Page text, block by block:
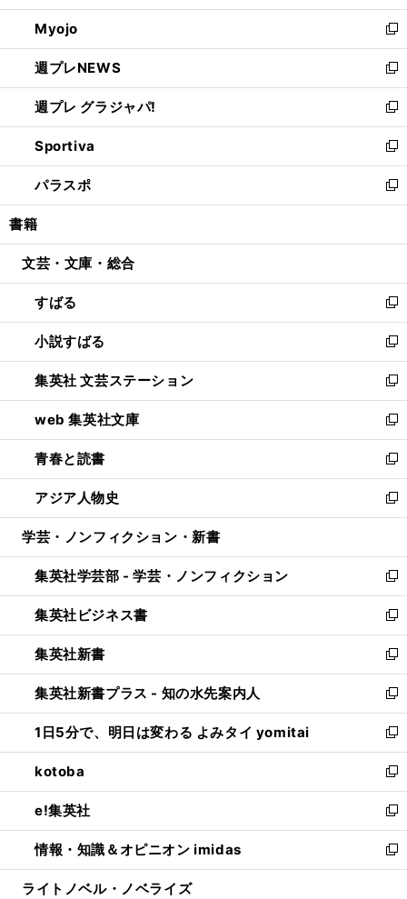
開
く
ウ
で
開
く
ン
ド
ウ
で
開
く
ウ
ィ
ン
ド
ウ
で
開
く
Myojo
新
し
い
ウ
ィ
ン
ド
ウ
で
開
週プレNEWS
新
し
い
ウ
ィ
ン
ド
ウ
開
週プレ グラジャパ!
新
し
い
ウ
ィ
ン
ウ
開
く
Sportiva
新
し
い
ウ
ン
ウ
で
開
く
パラスポ
新
し
ウ
ン
ド
ウ
で
開
く
書籍
文芸・文庫・総合
すばる
新
し
い
ウ
ィ
ン
ド
ウ
で
開
く
小説すばる
新
し
い
ウ
ィ
ン
ド
ウ
で
開
集英社 文芸ステーション
新
し
い
ウ
ィ
ン
ド
ウ
開
く
web 集英社文庫
新
し
い
ウ
ィ
ン
ウ
で
開
く
青春と読書
新
し
い
ウ
ン
ド
ウ
で
開
く
アジア人物史
新
し
ウ
ィ
ン
ド
ウ
で
開
く
学芸・ノンフィクション・新書
集英社学芸部 - 学芸・ノンフィクション
新
し
い
ウ
ィ
ン
ド
ウ
で
開
く
集英社ビジネス書
新
し
い
ウ
ィ
ン
ド
ウ
で
開
く
集英社新書
新
し
い
ウ
ィ
ン
ド
ウ
で
開
く
集英社新書プラス - 知の水先案内人
新
し
い
ウ
ィ
ン
ド
ウ
で
開
1日5分で、明日は変わる よみタイ yomitai
新
し
い
ウ
ィ
ン
ド
ウ
kotoba
新
し
い
ウ
ィ
ン
e!集英社
新
し
い
ウ
情報・知識＆オピニオン imidas
新
し
ライトノベル・ノベライズ